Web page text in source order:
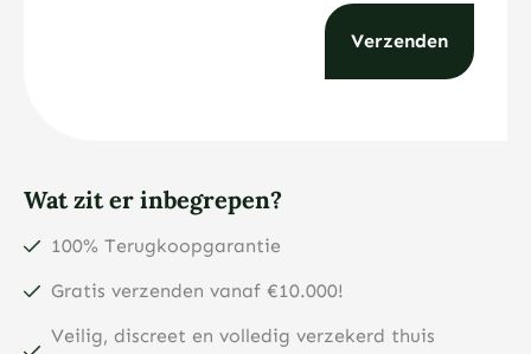
Wat zit er inbegrepen?
100% Terugkoopgarantie
Gratis verzenden vanaf €10.000!
Veilig, discreet en volledig verzekerd thuis